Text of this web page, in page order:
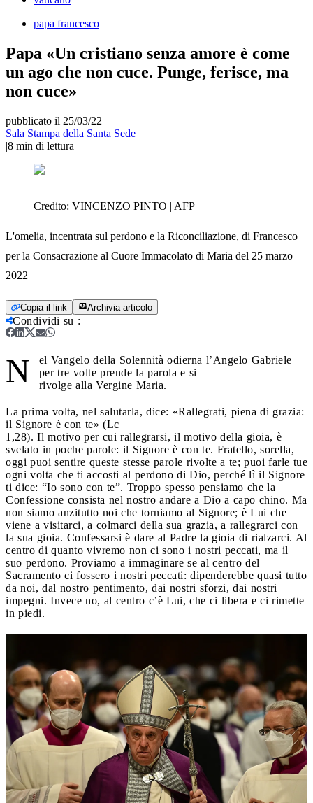
papa francesco
Papa «Un cristiano senza amore è come
un ago che non cuce. Punge, ferisce, ma
non cuce»
pubblicato il 25/03/22|
Sala Stampa della Santa Sede
|8 min di lettura
Credito: VINCENZO PINTO | AFP
L'omelia, incentrata sul perdono e la Riconciliazione, di Francesco
per la Consacrazione al Cuore Immacolato di Maria del 25 marzo
2022
Copia il link Archivia articolo
Condividi su :
N
el Vangelo della Solennità odierna l’Angelo Gabriele
per tre volte prende la parola e si
rivolge alla Vergine Maria.
La prima volta, nel salutarla, dice: «Rallegrati, piena di grazia:
il Signore è con te» (Lc
1,28). Il motivo per cui rallegrarsi, il motivo della gioia, è
svelato in poche parole: il Signore è con te. Fratello, sorella,
oggi puoi sentire queste stesse parole rivolte a te; puoi farle tue
ogni volta che ti accosti al perdono di Dio, perché lì il Signore
ti dice: “Io sono con te”. Troppo spesso pensiamo che la
Confessione consista nel nostro andare a Dio a capo chino. Ma
non siamo anzitutto noi che torniamo al Signore; è Lui che
viene a visitarci, a colmarci della sua grazia, a rallegrarci con
la sua gioia. Confessarsi è dare al Padre la gioia di rialzarci. Al
centro di quanto vivremo non ci sono i nostri peccati, ma il
suo perdono. Proviamo a immaginare se al centro del
Sacramento ci fossero i nostri peccati: dipenderebbe quasi tutto
da noi, dal nostro pentimento, dai nostri sforzi, dai nostri
impegni. Invece no, al centro c’è Lui, che ci libera e ci rimette
in piedi.